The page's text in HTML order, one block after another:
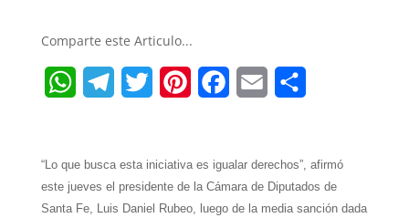
Comparte este Articulo...
a
t
l
e
i
t
n
t
c
e
a
i
a
r
“Lo que busca esta iniciativa es igualar derechos”, afirmó
este jueves el presidente de la Cámara de Diputados de
Santa Fe, Luis Daniel Rubeo, luego de la media sanción dada